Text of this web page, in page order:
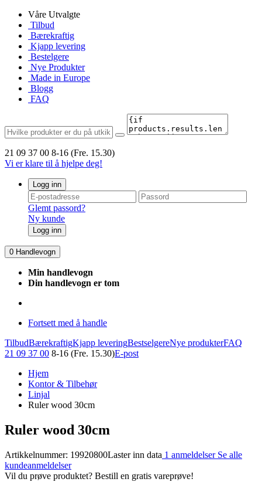
Våre Utvalgte
Tilbud
Bærekraftig
Kjapp levering
Bestelgere
Nye Produkter
Made in Europe
Blogg
FAQ
21 09 37 00 8-16 (Fre. 15.30)
Vi er klare til å hjelpe deg!
Logg inn
Glemt passord?
Ny kunde
Logg inn
0 Handlevogn
Min handlevogn
Din handlevogn er tom
Fortsett med å handle
TilbudBærekraftigKjapp leveringBestselgereNye produkterFAQ
21 09 37 00 8-16 (Fre. 15.30)E-post
Hjem
Kontor & Tilbehør
Linjal
Ruler wood 30cm
Ruler wood 30cm
Artikkelnummer: 19920800Laster inn data 1 anmeldelser Se alle
kundeanmeldelser
Vil du prøve produktet? Bestill en gratis vareprøve!